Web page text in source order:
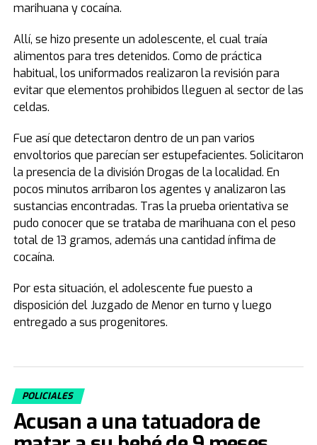
marihuana y cocaína.
Allí, se hizo presente un adolescente, el cual traía
alimentos para tres detenidos. Como de práctica
habitual, los uniformados realizaron la revisión para
evitar que elementos prohibidos lleguen al sector de las
celdas.
Fue así que detectaron dentro de un pan varios
envoltorios que parecían ser estupefacientes. Solicitaron
la presencia de la división Drogas de la localidad. En
pocos minutos arribaron los agentes y analizaron las
sustancias encontradas. Tras la prueba orientativa se
pudo conocer que se trataba de marihuana con el peso
total de 13 gramos, además una cantidad ínfima de
cocaína.
Por esta situación, el adolescente fue puesto a
disposición del Juzgado de Menor en turno y luego
entregado a sus progenitores.
POLICIALES
Acusan a una tatuadora de